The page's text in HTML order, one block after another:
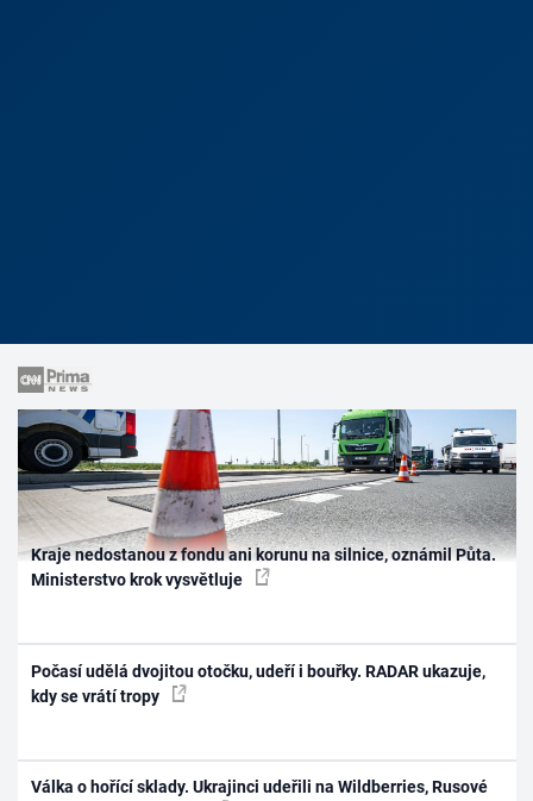
Kraje nedostanou z fondu ani korunu na silnice, oznámil Půta.
Ministerstvo krok vysvětluje
Počasí udělá dvojitou otočku, udeří i bouřky. RADAR ukazuje,
kdy se vrátí tropy
Válka o hořící sklady. Ukrajinci udeřili na Wildberries, Rusové